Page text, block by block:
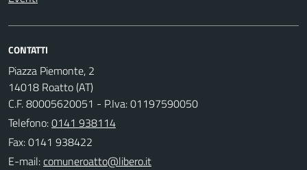
CONTATTI
Piazza Piemonte, 2
14018 Roatto (AT)
C.F. 80005620051 - P.Iva: 01197590050
Telefono:0141 938114
Fax: 0141 938422
E-mail: